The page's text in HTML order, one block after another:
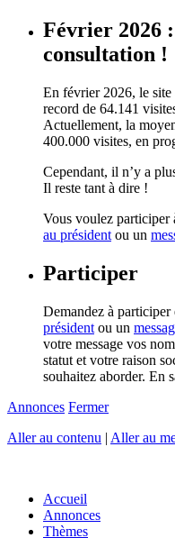
Février 2026
consultation !
En février 2026, le
record de 64.141
Actuellement, la
400.000 visites, en
Cependant, il n’y a
Il reste tant à dire !
Vous voulez participer
au président ou un
Participer
Demandez à
président ou un
votre message vos
statut et votre raison
souhaitez aborder. En
Annonces Fermer
Aller au contenu | Aller au
Accueil
Annonces
Thèmes